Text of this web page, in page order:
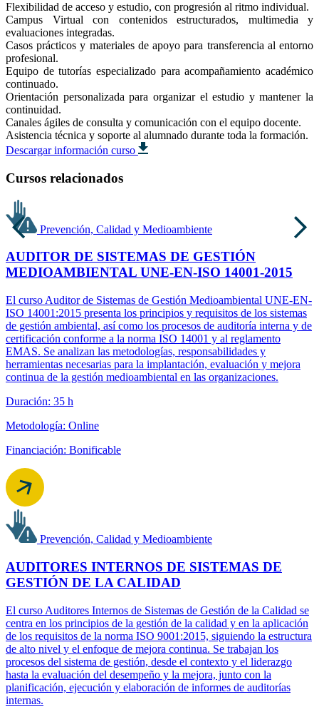
Flexibilidad de acceso y estudio, con progresión al ritmo individual.
Campus Virtual con contenidos estructurados, multimedia y
evaluaciones integradas.
Casos prácticos y materiales de apoyo para transferencia al entorno
profesional.
Equipo de tutorías especializado para acompañamiento académico
continuado.
Orientación personalizada para organizar el estudio y mantener la
continuidad.
Canales ágiles de consulta y comunicación con el equipo docente.
Asistencia técnica y soporte al alumnado durante toda la formación.
Descargar información curso
Cursos relacionados
Prevención, Calidad y Medioambiente
AUDITOR DE SISTEMAS DE GESTIÓN
MEDIOAMBIENTAL UNE-EN-ISO 14001-2015
El curso Auditor de Sistemas de Gestión Medioambiental UNE-EN-
ISO 14001:2015 presenta los principios y requisitos de los sistemas
de gestión ambiental, así como los procesos de auditoría interna y de
certificación conforme a la norma ISO 14001 y al reglamento
EMAS. Se analizan las metodologías, responsabilidades y
herramientas necesarias para la implantación, evaluación y mejora
continua de la gestión medioambiental en las organizaciones.
Duración: 35 h
Metodología: Online
Financiación: Bonificable
Prevención, Calidad y Medioambiente
AUDITORES INTERNOS DE SISTEMAS DE
GESTIÓN DE LA CALIDAD
El curso Auditores Internos de Sistemas de Gestión de la Calidad se
centra en los principios de la gestión de la calidad y en la aplicación
de los requisitos de la norma ISO 9001:2015, siguiendo la estructura
de alto nivel y el enfoque de mejora continua. Se trabajan los
procesos del sistema de gestión, desde el contexto y el liderazgo
hasta la evaluación del desempeño y la mejora, junto con la
planificación, ejecución y elaboración de informes de auditorías
internas.